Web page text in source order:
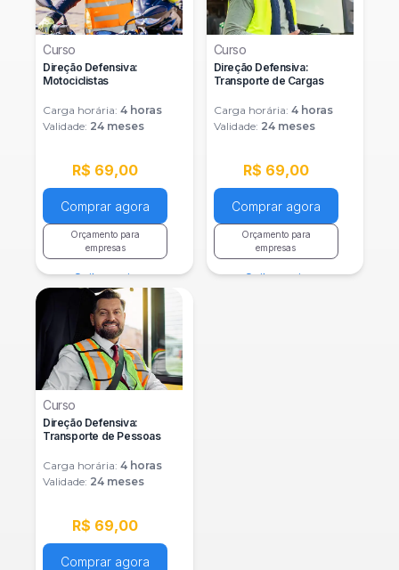
Curso
Direção Defensiva:
Motociclistas
Carga horária: 4 horas
Validade: 24 meses
R$ 69,00
Comprar agora
Orçamento para
empresas
Saiba mais
Curso
Direção Defensiva:
Transporte de Cargas
Carga horária: 4horas
Validade: 24 meses
R$ 69,00
Comprar agora
Orçamento para
empresas
Saiba mais
Curso
Direção Defensiva:
Transporte de Pessoas
Carga horária: 4 horas
Validade: 24 meses
R$ 69,00
Comprar agora